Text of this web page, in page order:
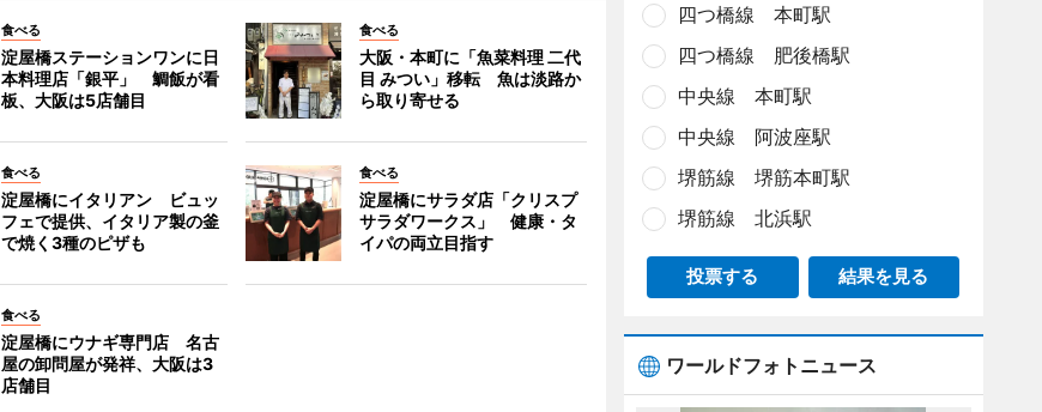
食べる
淀屋橋ステーションワンに日
本料理店「銀平」 鯛飯が看
板、大阪は5店舗目
食べる
大阪・本町に「魚菜料理 二代
目 みつい」移転 魚は淡路か
ら取り寄せる
食べる
淀屋橋にイタリアン ビュッ
フェで提供、イタリア製の釜
で焼く3種のピザも
食べる
淀屋橋にサラダ店「クリスプ
サラダワークス」 健康・タ
イパの両立目指す
食べる
淀屋橋にウナギ専門店 名古
屋の卸問屋が発祥、大阪は3
店舗目
四つ橋線 本町駅
四つ橋線 肥後橋駅
中央線 本町駅
中央線 阿波座駅
堺筋線 堺筋本町駅
堺筋線 北浜駅
投票する 結果を見る
ワールドフォトニュース